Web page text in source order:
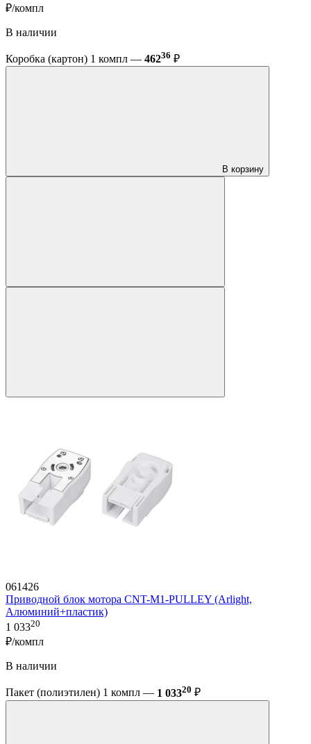
₽/компл
В наличии
Коробка (картон) 1 компл — 46236 ₽
В корзину
061426
Приводной блок мотора CNT-M1-PULLEY (Arlight,
Алюминий+пластик)
1 03320
₽/компл
В наличии
Пакет (полиэтилен) 1 компл — 1 03320 ₽